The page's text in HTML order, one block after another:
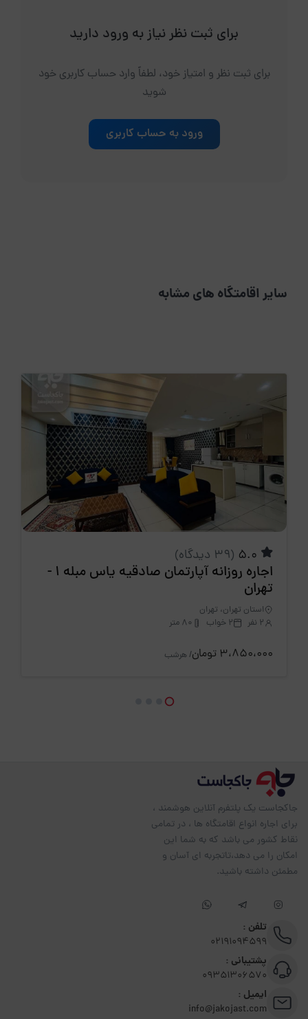
برای ثبت نظر نیاز به ورود دارید
برای ثبت نظر و امتیاز خود، لطفاً وارد حساب کاربری خود
شوید
ورود به حساب کاربری
سایر اقامتگاه های مشابه
(39 دیدگاه)
اجاره روزانه آپارتمان صادقیه یاس مبله 1 -
تهران
استان تهران، تهران
2 نفر
2 خواب 80 متر
3،850،000 تومان / هرشب
جاکجاست یک پلتفرم آنلاین هوشمند ،
برای اجاره انواع اقامتگاه ها ، در تمامی
نقاط کشور می باشد که به شما این
امکان را می دهد،تاتجربه ای آسان و
مطمئن داشته باشید.
تلفن :
02191094599
پشتیبانی :
09351306570
ایمیل :
info@jakojast.com